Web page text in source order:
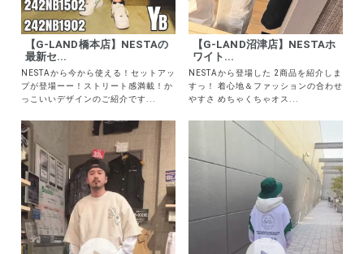
【G-LAND橋本店】NESTAの
最新セ...
NESTAから今から使える！セットアッ
プが登場ーー！ストリート感満載！か
っこいいデザインのご紹介です...
【G-LAND沼津店】NESTAホ
ワイト...
NESTAから登場した 2商品を紹介しま
すっ！ 着心地＆ファッションの合わせ
やすさ めちゃくちゃオス...